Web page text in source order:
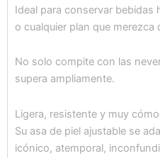
Ideal para conservar bebidas
o cualquier plan que merezca
No solo compite con las
supera ampliamente.
Ligera, resistente y muy
Su asa de piel ajustable se
icónico, atemporal,